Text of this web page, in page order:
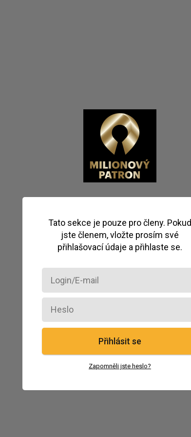
Tato sekce je pouze pro členy. Pokud
jste členem, vložte prosím své
přihlašovací údaje a přihlaste se.
Přihlásit se
Zapomněli jste heslo?